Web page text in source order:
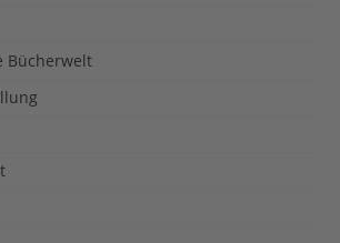
Bücherwelt